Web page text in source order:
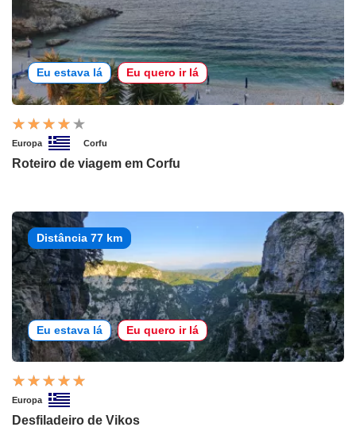
Eu estava lá Eu quero ir lá
Europa Corfu
Roteiro de viagem em Corfu
Distância 77 km
Eu estava lá Eu quero ir lá
Europa
Desfiladeiro de Vikos